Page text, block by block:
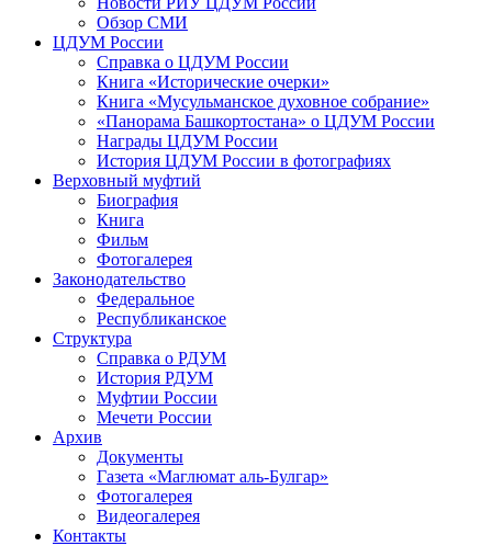
Обзор СМИ
ЦДУМ России
Справка о ЦДУМ России
Книга «Исторические очерки»
Книга «Мусульманское духовное собрание»
«Панорама Башкортостана» о ЦДУМ России
Награды ЦДУМ России
История ЦДУМ России в фотографиях
Верховный муфтий
Биография
Книга
Фильм
Фотогалерея
Законодательство
Федеральное
Республиканское
Структура
Справка о РДУМ
История РДУМ
Муфтии России
Мечети России
Архив
Документы
Газета «Маглюмат аль-Булгар»
Фотогалерея
Видеогалерея
Контакты